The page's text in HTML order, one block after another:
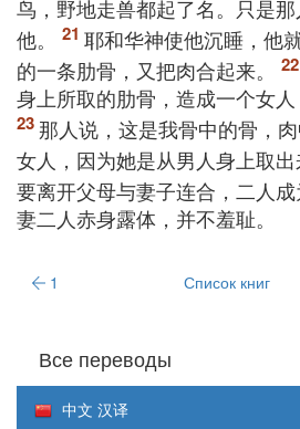
鸟，野地走兽都起了名。只是
他。
耶和华神使他沉睡，他
的一条肋骨，又把肉合起来。
身上所取的肋骨，造成一个女人
那人说，这是我骨中的骨，
女人，因为她是从男人身上取出
要离开父母与妻子连合，二人成
妻二人赤身露体，并不羞耻。
1 Список книг
Все переводы
中文 汉译